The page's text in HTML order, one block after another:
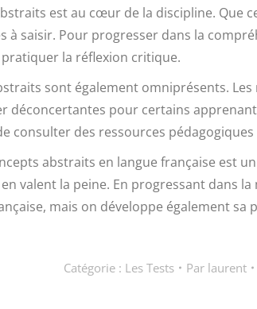
est au cœur de la discipline. Que
à saisir. Pour progresser dans la
la réflexion critique.
sont également omniprésents.
pour certains
consulter des ressources pédagogiques
abstraits en langue française est
valent la peine. En progressant dans
mais on développe également
Catégorie : Les Tests Par laurent